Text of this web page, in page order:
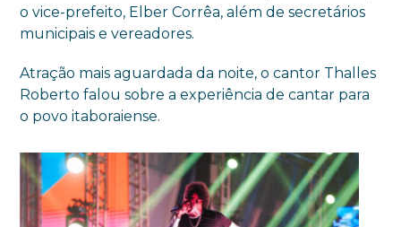
o vice-prefeito, Elber Corrêa, além de secretários
municipais e vereadores.
Atração mais aguardada da noite, o cantor Thalles
Roberto falou sobre a experiência de cantar para
o povo itaboraiense.